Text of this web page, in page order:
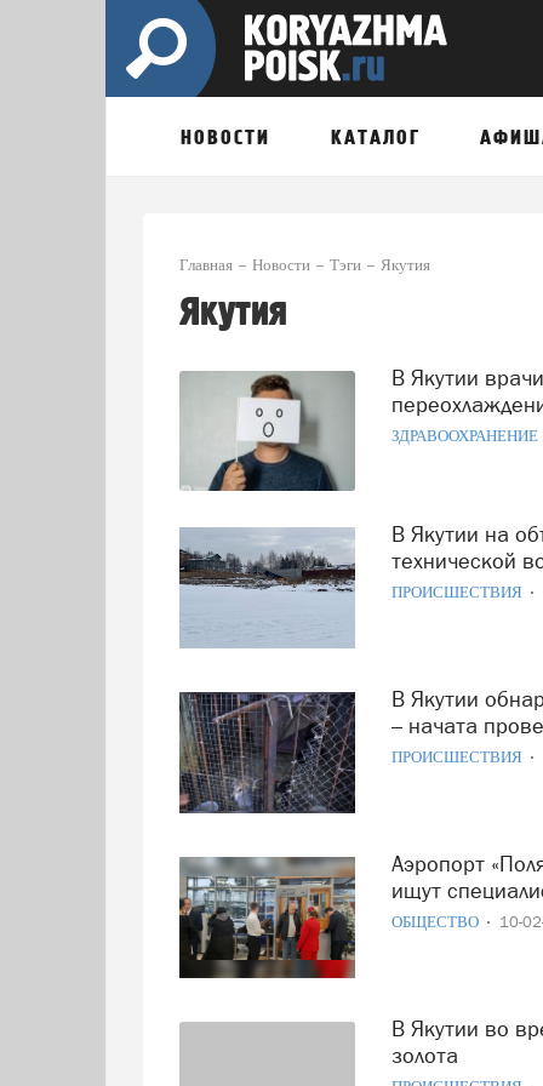
НОВОСТИ КАТАЛОГ
Главная Новости Тэги Якутия
Якутия
В Якутии врачи вернули к жизни мужчину после
ЗДРАВООХРАНЕНИЕ
В Якутии на объекте АЛРОСА произошел разлив
технической
ПРОИСШЕСТВИЯ
В Якутии обнаружено место незаконной утилизации собак
– начата
ПРОИСШЕСТВИЯ
Аэропорт «Полярный» в Мирном готовится к развитию:
ищут
ОБЩЕСТВО 10-
В Якутии во время взлета из самолета выпали слитки
золота